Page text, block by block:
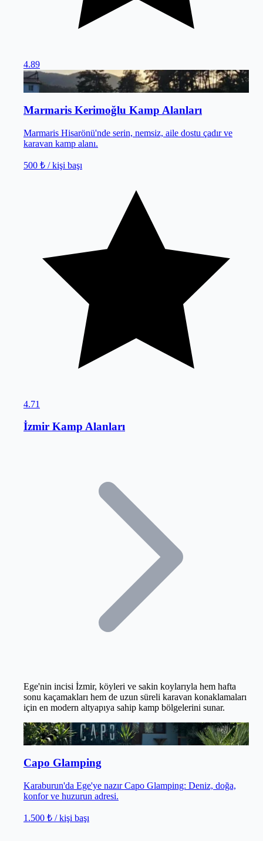
4.89
Marmaris/Muğla
Marmaris Kerimoğlu Kamp Alanları
Marmaris Hisarönü'nde serin, nemsiz, aile dostu çadır ve
karavan kamp alanı.
500 ₺ / kişi başı
4.71
İzmir Kamp Alanları
Ege'nin incisi İzmir, köyleri ve sakin koylarıyla hem hafta
sonu kaçamakları hem de uzun süreli karavan konaklamaları
için en modern altyapıya sahip kamp bölgelerini sunar.
Karaburun/İzmir
Capo Glamping
Karaburun'da Ege'ye nazır Capo Glamping: Deniz, doğa,
konfor ve huzurun adresi.
1.500 ₺ / kişi başı